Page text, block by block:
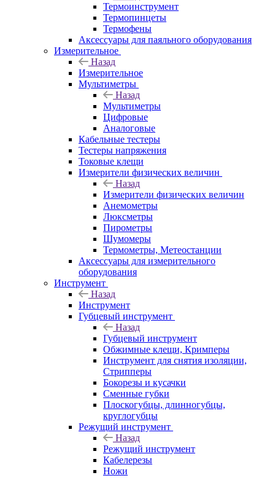
Термоинструмент
Термопинцеты
Термофены
Аксессуары для паяльного оборудования
Измерительное
Назад
Измерительное
Мультиметры
Назад
Мультиметры
Цифровые
Аналоговые
Кабельные тестеры
Тестеры напряжения
Токовые клещи
Измерители физических величин
Назад
Измерители физических величин
Анемометры
Люксметры
Пирометры
Шумомеры
Термометры, Метеостанции
Аксессуары для измерительного
оборудования
Инструмент
Назад
Инструмент
Губцевый инструмент
Назад
Губцевый инструмент
Обжимные клещи, Кримперы
Инструмент для снятия изоляции,
Стрипперы
Бокорезы и кусачки
Сменные губки
Плоскогубцы, длинногубцы,
круглогубцы
Режущий инструмент
Назад
Режущий инструмент
Кабелерезы
Ножи